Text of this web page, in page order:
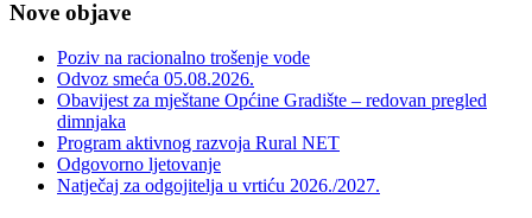
Nove objave
Poziv na racionalno trošenje vode
Odvoz smeća 05.08.2026.
Obavijest za mještane Općine Gradište – redovan pregled
dimnjaka
Program aktivnog razvoja Rural NET
Odgovorno ljetovanje
Natječaj za odgojitelja u vrtiću 2026./2027.